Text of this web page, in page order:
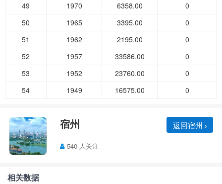
49
1970 6358.00
0
50
1965 3395.00
0
51
1962 2195.00
0
52
1957 33586.00
0
53
1952 23760.00
0
54
1949 16575.00 0
宿州 返回宿州
540 人关注
相关数据